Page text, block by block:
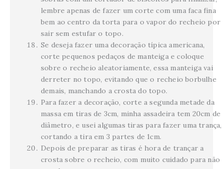
lembre apenas de fazer um corte com uma faca fina
bem ao centro da torta para o vapor do recheio por
sair sem estufar o topo.
Se deseja fazer uma decoração típica americana,
corte pequenos pedaços de manteiga e coloque
sobre o recheio aleatoriamente, essa manteiga vai
derreter no topo, evitando que o recheio borbulhe
demais, manchando a crosta do topo.
Para fazer a decoração, corte a segunda metade da
massa em tiras de 3cm, minha assadeira tem 20cm de
diâmetro, e usei algumas tiras para fazer uma trança,
cortando a tira em 3 partes de 1cm.
Depois de preparar as tiras é hora de trançar a
crosta sobre o recheio, com muito cuidado para não